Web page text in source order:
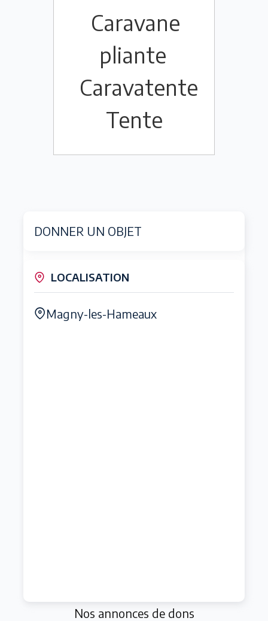
Caravane
pliante
Caravatente
Tente
DONNER UN OBJET
LOCALISATION
Magny-les-Hameaux
Nos annonces de dons